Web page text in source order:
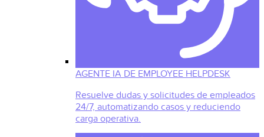
AGENTE IA DE EMPLOYEE HELPDESK
Resuelve dudas y solicitudes de empleados
24/7, automatizando casos y reduciendo
carga operativa.